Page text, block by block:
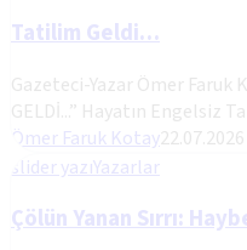
Tatilim Geldi…
Gazeteci-Yazar Ömer Faruk
GELDİ...” Hayatın Engelsiz
Ömer Faruk Kotay22.07.2026
slider yazıYazarlar
Çölün Yanan Sırrı: